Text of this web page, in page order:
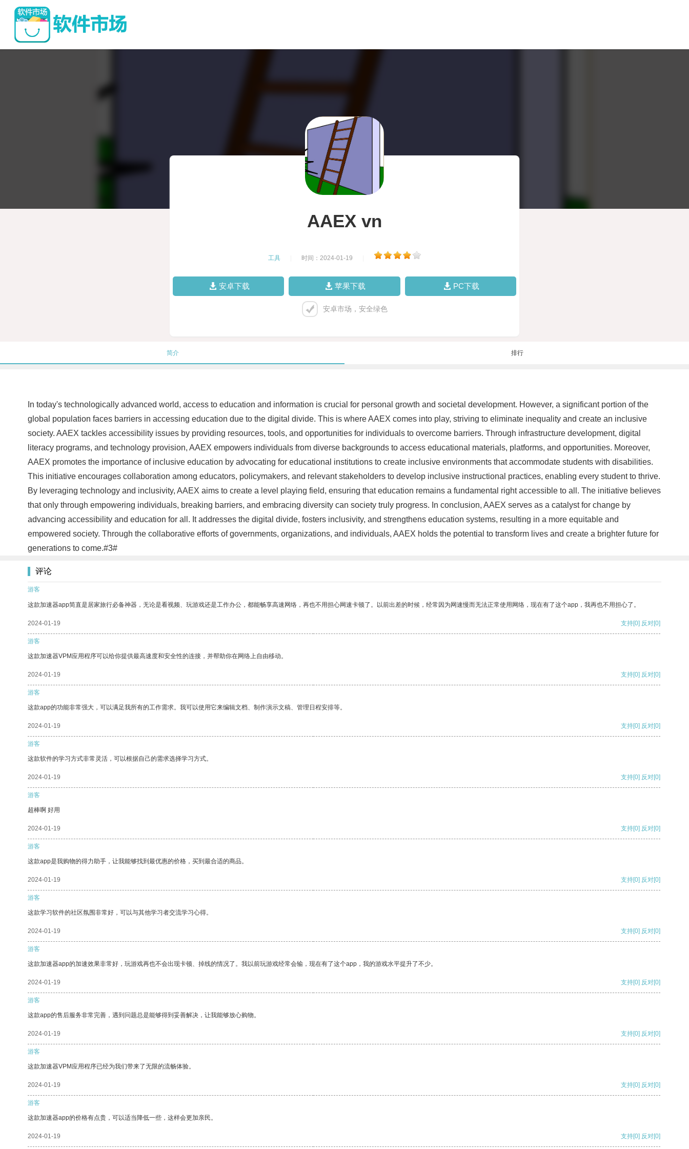
AAEX vn
工具 时间：2024-01-19
安卓下载 苹果下载 PC下载
安卓市场，安全绿色
简介 排行
In today's technologically advanced world, access to education and information is crucial for personal growth and societal development. However, a significant portion of the
global population faces barriers in accessing education due to the digital divide. This is where AAEX comes into play, striving to eliminate inequality and create an inclusive
society. AAEX tackles accessibility issues by providing resources, tools, and opportunities for individuals to overcome barriers. Through infrastructure development, digital
literacy programs, and technology provision, AAEX empowers individuals from diverse backgrounds to access educational materials, platforms, and opportunities. Moreover,
AAEX promotes the importance of inclusive education by advocating for educational institutions to create inclusive environments that accommodate students with disabilities.
This initiative encourages collaboration among educators, policymakers, and relevant stakeholders to develop inclusive instructional practices, enabling every student to thrive.
By leveraging technology and inclusivity, AAEX aims to create a level playing field, ensuring that education remains a fundamental right accessible to all. The initiative believes
that only through empowering individuals, breaking barriers, and embracing diversity can society truly progress. In conclusion, AAEX serves as a catalyst for change by
advancing accessibility and education for all. It addresses the digital divide, fosters inclusivity, and strengthens education systems, resulting in a more equitable and
empowered society. Through the collaborative efforts of governments, organizations, and individuals, AAEX holds the potential to transform lives and create a brighter future for
generations to come.#3#
评论
游客
这款加速器app简直是居家旅行必备神器，无论是看视频、玩游戏还是工作办公，都能畅享高速网络，再也不用担心网速卡顿了。以前出差的时候，经常因为网速慢而无法正常使用网络，现在有了这个app，我再也不用担心了。
2024-01-19 支持[0] 反对[0]
游客
这款加速器VPM应用程序可以给你提供最高速度和安全性的连接，并帮助你在网络上自由移动。
2024-01-19 支持[0] 反对[0]
游客
这款app的功能非常强大，可以满足我所有的工作需求。我可以使用它来编辑文档、制作演示文稿、管理日程安排等。
2024-01-19 支持[0] 反对[0]
游客
这款软件的学习方式非常灵活，可以根据自己的需求选择学习方式。
2024-01-19 支持[0] 反对[0]
游客
超棒啊 好用
2024-01-19 支持[0] 反对[0]
游客
这款app是我购物的得力助手，让我能够找到最优惠的价格，买到最合适的商品。
2024-01-19 支持[0] 反对[0]
游客
这款学习软件的社区氛围非常好，可以与其他学习者交流学习心得。
2024-01-19 支持[0] 反对[0]
游客
这款加速器app的加速效果非常好，玩游戏再也不会出现卡顿、掉线的情况了。我以前玩游戏经常会输，现在有了这个app，我的游戏水平提升了不少。
2024-01-19 支持[0] 反对[0]
游客
这款app的售后服务非常完善，遇到问题总是能够得到妥善解决，让我能够放心购物。
2024-01-19 支持[0] 反对[0]
游客
这款加速器VPM应用程序已经为我们带来了无限的流畅体验。
2024-01-19 支持[0] 反对[0]
游客
这款加速器app的价格有点贵，可以适当降低一些，这样会更加亲民。
2024-01-19 支持[0] 反对[0]